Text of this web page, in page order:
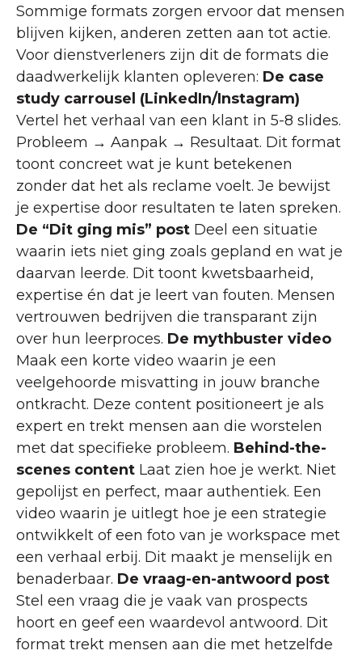
Sommige formats zorgen ervoor dat mensen
blijven kijken, anderen zetten aan tot actie.
Voor dienstverleners zijn dit de formats die
daadwerkelijk klanten opleveren: De case
study carrousel (LinkedIn/Instagram)
Vertel het verhaal van een klant in 5-8 slides.
Probleem → Aanpak → Resultaat. Dit format
toont concreet wat je kunt betekenen
zonder dat het als reclame voelt. Je bewijst
je expertise door resultaten te laten spreken.
De “Dit ging mis” post Deel een situatie
waarin iets niet ging zoals gepland en wat je
daarvan leerde. Dit toont kwetsbaarheid,
expertise én dat je leert van fouten. Mensen
vertrouwen bedrijven die transparant zijn
over hun leerproces. De mythbuster video
Maak een korte video waarin je een
veelgehoorde misvatting in jouw branche
ontkracht. Deze content positioneert je als
expert en trekt mensen aan die worstelen
met dat specifieke probleem. Behind-the-
scenes content Laat zien hoe je werkt. Niet
gepolijst en perfect, maar authentiek. Een
video waarin je uitlegt hoe je een strategie
ontwikkelt of een foto van je workspace met
een verhaal erbij. Dit maakt je menselijk en
benaderbaar. De vraag-en-antwoord post
Stel een vraag die je vaak van prospects
hoort en geef een waardevol antwoord. Dit
format trekt mensen aan die met hetzelfde